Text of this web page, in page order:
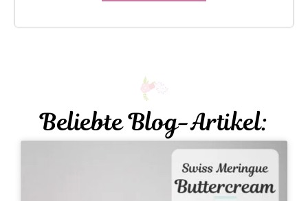
Beliebte Blog-Artikel: